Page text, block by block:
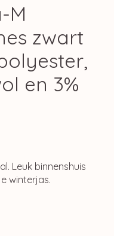
M
zwart
en 3%
Leuk binnenshuis
winterjas.